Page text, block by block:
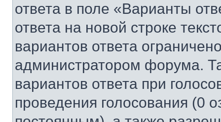
ответа в поле «Варианты
ответа на новой строке
вариантов ответа
администратором форума.
вариантов ответа при
проведения голосования (0